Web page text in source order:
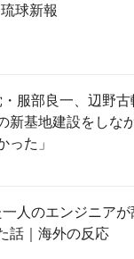
球新報
・服部良一、辺野
新基地建設をしな
った」
一人のエンジニアが
話｜海外の反応